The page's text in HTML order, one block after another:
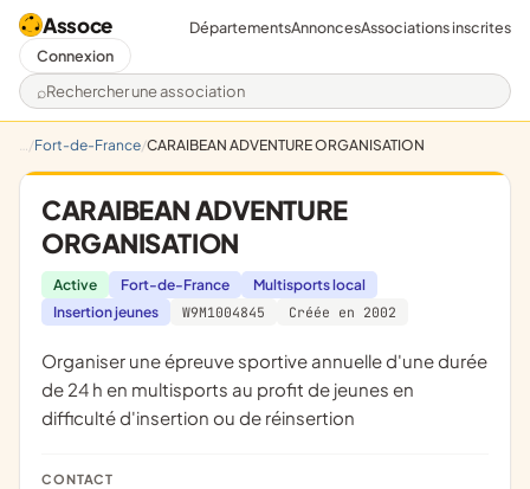
Assoce
Rechercher une association
DépartementsAnnoncesAssociations inscrites
Connexion
Fort-de-France CARAIBEAN ADVENTURE ORGANISATION
CARAIBEAN ADVENTURE
ORGANISATION
Active Fort-de-France
Multisports local
Insertion jeunes
W9M1004845 Créée en 2002
organiser une épreuve sportive annuelle d'une durée
de 24 h en multisports au profit de jeunes en
difficulté d'insertion ou de réinsertion
CONTACT